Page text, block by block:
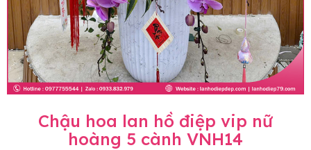
Chậu hoa lan hồ điệp vip nữ
hoàng 5 cành VNH14